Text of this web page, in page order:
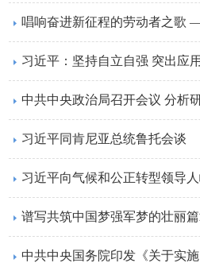
唱响奋进新征程的劳动者之歌
习近平：坚持自立自强 突出应
中共中央政治局召开会议 分析
习近平同肯尼亚总统鲁托会谈
习近平向气候和公正转型领导
谱写共筑中国梦强军梦的壮丽
中共中央国务院印发《关于实